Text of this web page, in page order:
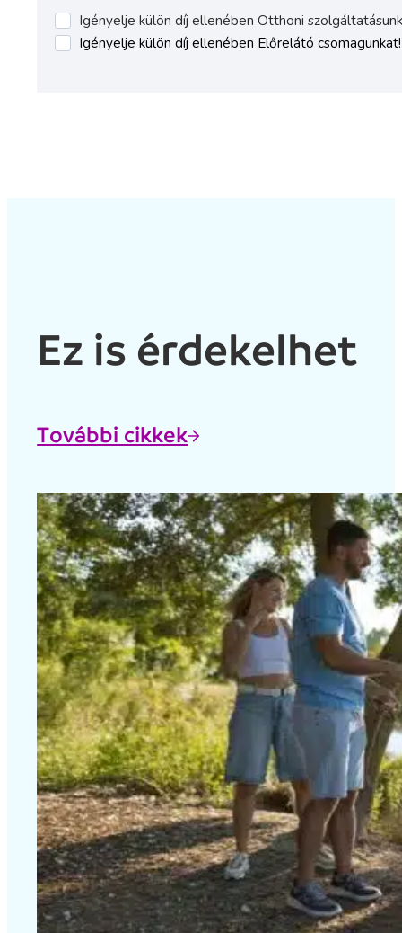
Ez is érdekelhet
További cikkek